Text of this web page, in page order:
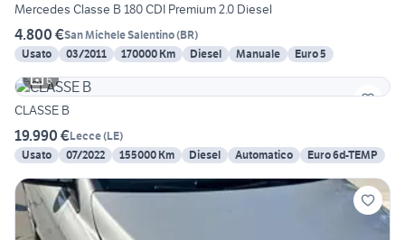
Mercedes Classe B 180 CDI Premium 2.0 Diesel
4.800 €San Michele Salentino(BR)
Usato
03/2011 170000 Km Diesel Manuale
Euro 5
6
CLASSE B
19.990 €Lecce(LE)
Usato
07/2022 155000 Km Diesel Automatico Euro 6d-TEMP